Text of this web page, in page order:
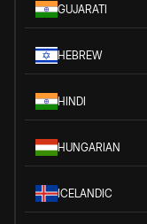
GUJARATI
HEBREW
HINDI
HUNGARIAN
ICELANDIC